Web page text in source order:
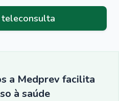
a Medprev facilita
à saúde